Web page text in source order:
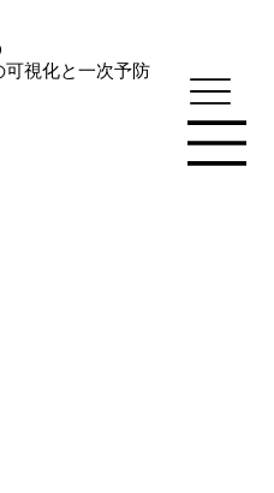
視化と一次予防